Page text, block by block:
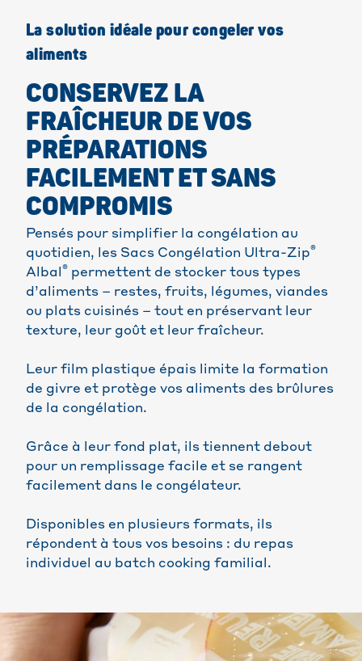
La solution idéale pour congeler vos
aliments
CONSERVEZ LA
FRAÎCHEUR DE VOS
PRÉPARATIONS
FACILEMENT ET SANS
COMPROMIS
Pensés pour simplifier la congélation au
quotidien, les Sacs Congélation Ultra-Zip®
Albal ® permettent de stocker tous types
d’aliments – restes, fruits, légumes, viandes
ou plats cuisinés – tout en préservant leur
texture, leur goût et leur fraîcheur.
Leur film plastique épais limite la formation
de givre et protège vos aliments des brûlures
de la congélation.
Grâce à leur fond plat, ils tiennent debout
pour un remplissage facile et se rangent
facilement dans le congélateur.
Disponibles en plusieurs formats, ils
répondent à tous vos besoins : du repas
individuel au batch cooking familial.